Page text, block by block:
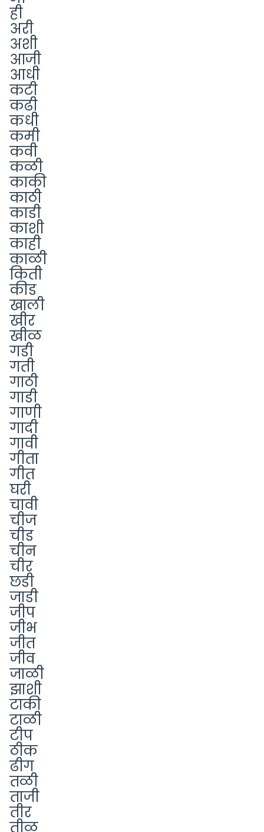
ही
अरी
अशी
आजी
आधी
कटी
कढी
कधी
कमी
कवी
कळी
काकी
काठी
काडी
काशी
काही
काळी
किती
कीड
खाली
खीर
खीळ
गडी
गती
गाठी
गाडी
गाणी
गादी
गावी
गीता
गीत
घरी
चावी
चीज
चीड
चीन
चीर
छडी
जाडी
जीप
जीभ
जीत
जीव
जाळी
झाशी
टाकी
टाळी
टीप
ठीक
ढीग
तळी
ताजी
तीर
तीळ